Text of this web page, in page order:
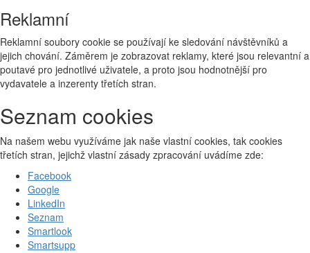
Reklamní
Reklamní soubory cookie se používají ke sledování návštěvníků a
jejich chování. Záměrem je zobrazovat reklamy, které jsou relevantní a
poutavé pro jednotlivé uživatele, a proto jsou hodnotnější pro
vydavatele a inzerenty třetích stran.
Seznam cookies
Na našem webu využíváme jak naše vlastní cookies, tak cookies
třetích stran, jejichž vlastní zásady zpracování uvádíme zde:
Facebook
Google
LinkedIn
Seznam
Smartlook
Smartsupp